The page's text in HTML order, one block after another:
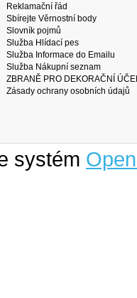
Reklamační řád
Sbírejte Věrnostní body
Slovník pojmů
Služba Hlídací pes
Služba Informace do Emailu
Služba Nákupní seznam
ZBRANĚ PRO DEKORAČNÍ
Zásady ochrany osobních údajů
systém